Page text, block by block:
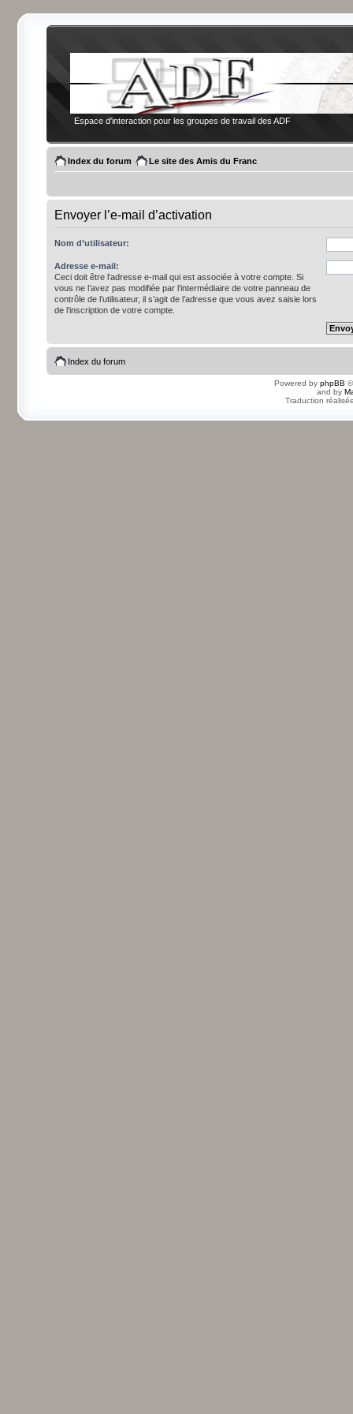
Espace d'interaction pour les groupes de travail des ADF
Index du forum Le site des Amis du Franc
Envoyer l’e-mail d’activation
Nom d’utilisateur:
Adresse e-mail:
Ceci doit être l’adresse e-mail qui est associée à votre compte. Si
vous ne l’avez pas modifiée par l’intermédiaire de votre panneau de
contrôle de l’utilisateur, il s’agit de l’adresse que vous avez saisie lors
de l’inscription de votre compte.
Index du forum
Powered by phpBB
and by
Traduction